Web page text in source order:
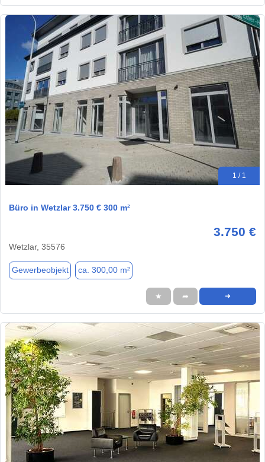
1 / 1
Büro in Wetzlar 3.750 € 300 m²
3.750 €
Wetzlar, 35576
Gewerbeobjekt ca. 300,00 m²
★ ➦ ➜